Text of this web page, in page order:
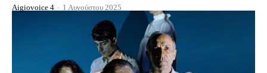
Aigiovoice 4 - 1 Αυγούστου 2025